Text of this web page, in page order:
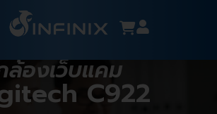
ล้องเว็บแคม
C922